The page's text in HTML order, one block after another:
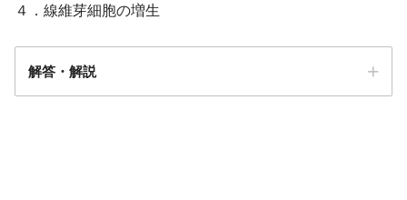
４．線維芽細胞の増生
解答・解説